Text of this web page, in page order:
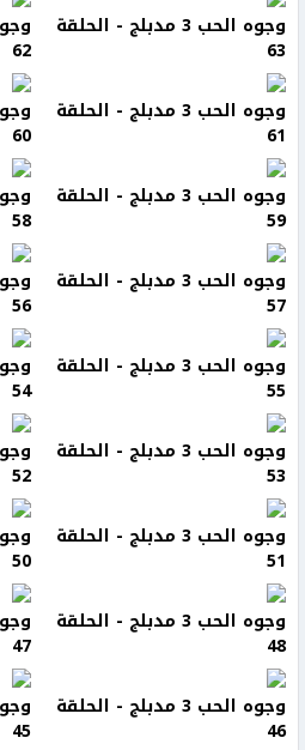
وجوه الحب 3 مدبلج - الحلقة
63
62
وجوه الحب 3 مدبلج - الحلقة
61
60
وجوه الحب 3 مدبلج - الحلقة
59
58
وجوه الحب 3 مدبلج - الحلقة
57
56
وجوه الحب 3 مدبلج - الحلقة
55
54
وجوه الحب 3 مدبلج - الحلقة
53
52
وجوه الحب 3 مدبلج - الحلقة
51
50
وجوه الحب 3 مدبلج - الحلقة
48
47
وجوه الحب 3 مدبلج - الحلقة
46
45